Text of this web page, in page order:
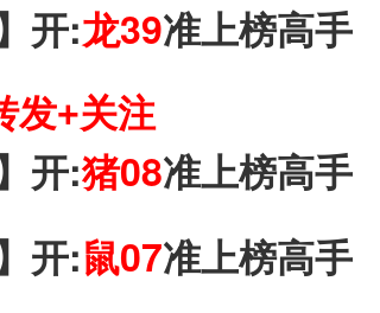
开:龙39准上榜高手
发+关注
开:猪08准上榜高手
开:鼠07准上榜高手